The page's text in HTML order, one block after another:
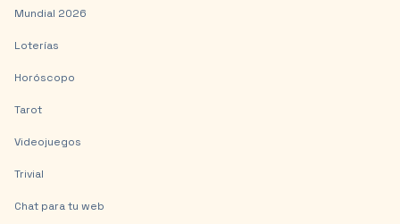
Mundial 2026
Loterías
Horóscopo
Tarot
Videojuegos
Trivial
Chat para tu web